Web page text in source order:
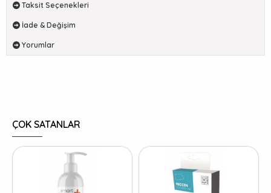
Taksit Seçenekleri
İade & Değişim
Yorumlar
ÇOK SATANLAR